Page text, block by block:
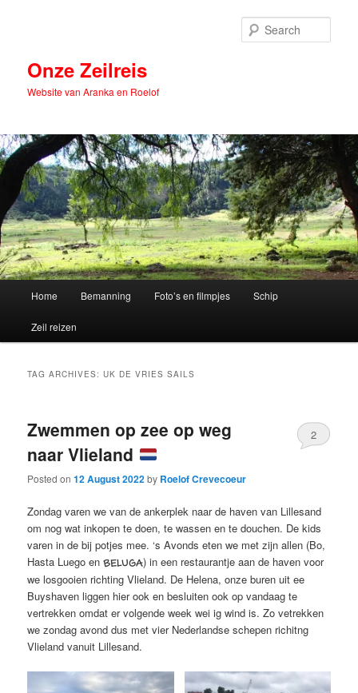
Onze Zeilreis
Website van Aranka en Roelof
Home Bemanning Foto’s en filmpjes Schip
Zeil reizen
TAG ARCHIVES:UK DE VRIES SAILS
Zwemmen op zee op weg
naar Vlieland
Posted on12 August 2022by Roelof Crevecoeur
2
Zondag varen we van de ankerplek naar de haven van Lillesand
om nog wat inkopen te doen, te wassen en te douchen. De kids
varen in de bij potjes mee. ‘s Avonds eten we met zijn allen (Bo,
Hasta Luego enBELUGA) in een restaurantje aan de haven voor
we losgooien richting Vlieland. De Helena, onze buren uit ee
Buyshaven liggen hier ook en besluiten ook op vandaag te
vertrekken omdat er volgende week wei ig wind is. Zo vetrekken
we zondag avond dus met vier Nederlandse schepen richitng
Vlieland vanuit Lillesand.